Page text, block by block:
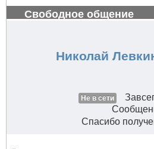
Свободное общение
Николай
Не в сети
Спасибо